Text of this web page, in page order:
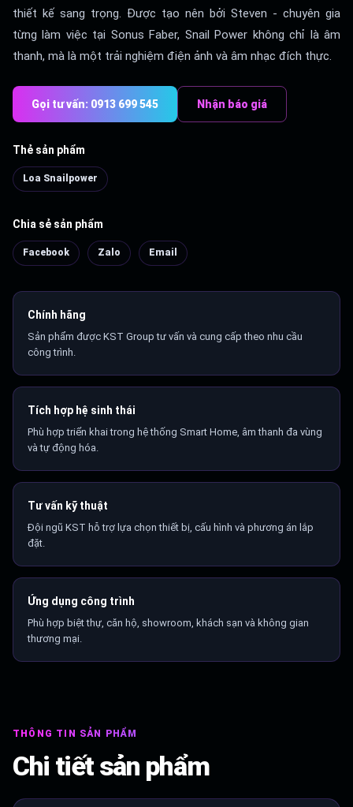
thiết kế sang trọng. Được tạo nên bởi Steven - chuyên gia
từng làm việc tại Sonus Faber, Snail Power không chỉ là âm
thanh, mà là một trải nghiệm điện ảnh và âm nhạc đích thực.
Gọi tư vấn: 0913 699 545 Nhận báo giá
Thẻ sản phẩm
Loa Snailpower
Chia sẻ sản phẩm
Facebook Zalo Email
Chính hãng
Sản phẩm được KST Group tư vấn và cung cấp theo nhu cầu
công trình.
Tích hợp hệ sinh thái
Phù hợp triển khai trong hệ thống Smart Home, âm thanh đa vùng
và tự động hóa.
Tư vấn kỹ thuật
Đội ngũ KST hỗ trợ lựa chọn thiết bị, cấu hình và phương án lắp
đặt.
Ứng dụng công trình
Phù hợp biệt thự, căn hộ, showroom, khách sạn và không gian
thương mại.
THÔNG TIN SẢN PHẨM
Chi tiết sản phẩm